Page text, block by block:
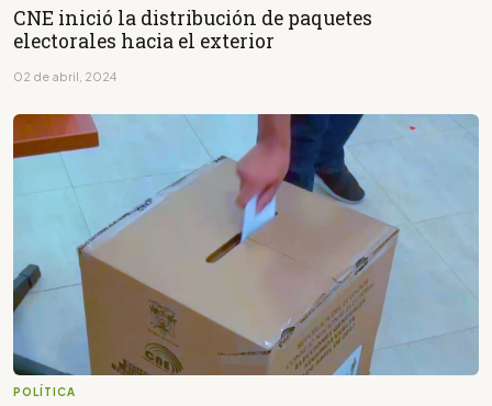
CNE inició la distribución de paquetes
electorales hacia el exterior
02 de abril, 2024
POLÍTICA